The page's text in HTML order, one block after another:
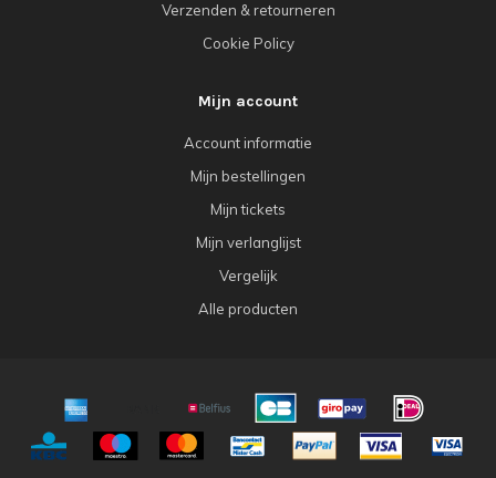
Verzenden & retourneren
Cookie Policy
Mijn account
Account informatie
Mijn bestellingen
Mijn tickets
Mijn verlanglijst
Vergelijk
Alle producten